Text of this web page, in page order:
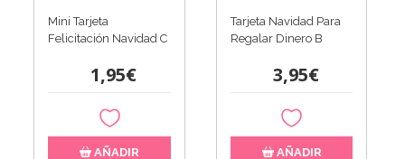
Mini Tarjeta
Felicitación Navidad C
1,95€
AÑADIR
Tarjeta Navidad Para
Regalar Dinero B
3,95€
AÑADIR